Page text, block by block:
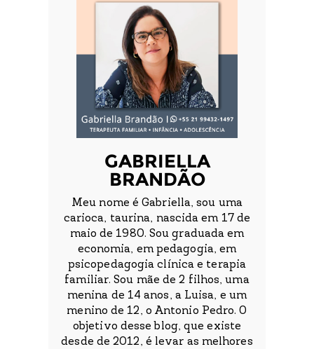
GABRIELLA
BRANDÃO
Meu nome é Gabriella, sou uma
carioca, taurina, nascida em 17 de
maio de 1980. Sou graduada em
economia, em pedagogia, em
psicopedagogia clínica e terapia
familiar. Sou mãe de 2 filhos, uma
menina de 14 anos, a Luisa, e um
menino de 12, o Antonio Pedro. O
objetivo desse blog, que existe
desde de 2012, é levar as melhores